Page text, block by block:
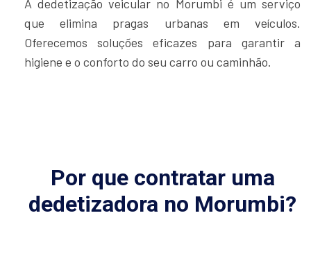
A dedetização veicular no Morumbi é um serviço
que elimina pragas urbanas em veículos.
Oferecemos soluções eficazes para garantir a
higiene e o conforto do seu carro ou caminhão.
Por que contratar uma
dedetizadora no Morumbi?